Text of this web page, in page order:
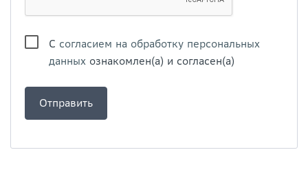
С согласием на обработку персональных
данных ознакомлен(а) и согласен(а)